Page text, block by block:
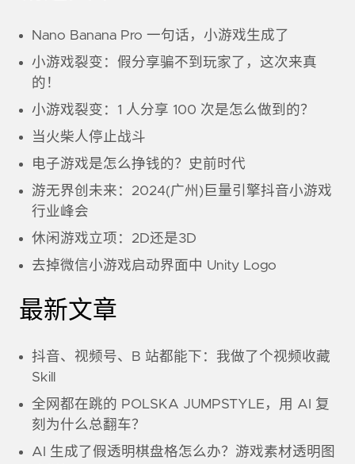
Nano Banana Pro 一句话，小游戏生成了
小游戏裂变：假分享骗不到玩家了，这次来真
的！
小游戏裂变：1 人分享 100 次是怎么做到的？
当火柴人停止战斗
电子游戏是怎么挣钱的？史前时代
游无界创未来：2024(广州)巨量引擎抖音小游戏
行业峰会
休闲游戏立项：2D还是3D
去掉微信小游戏启动界面中 Unity Logo
最新文章
抖音、视频号、B 站都能下：我做了个视频收藏
Skill
全网都在跳的 POLSKA JUMPSTYLE，用 AI 复
刻为什么总翻车？
AI 生成了假透明棋盘格怎么办？游戏素材透明图